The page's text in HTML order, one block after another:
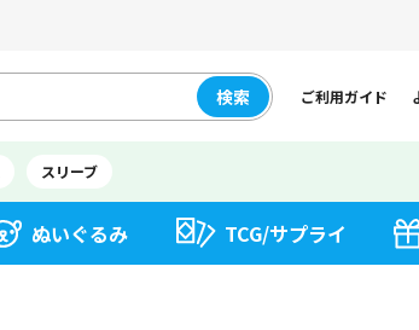
検索 ご利用ガイド
スリーブ
ぬいぐるみ TCG/サプライ